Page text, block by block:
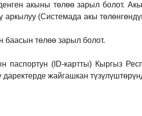
акыны төлөө зарыл болот.
(Системада акы
баасын төлөө зарыл болот.
паспортун (ID-картты) Кыргыз
жайгашкан